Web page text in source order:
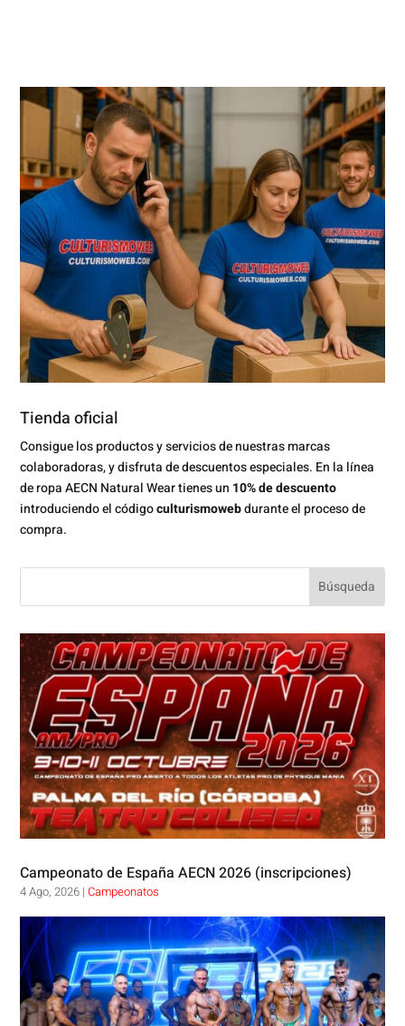
Tienda oficial
Consigue los productos y servicios de nuestras marcas
colaboradoras, y disfruta de descuentos especiales. En la línea
de ropa AECN Natural Wear tienes un 10% de descuento
introduciendo el códigoculturismowebdurante el proceso de
compra.
Campeonato de España AECN 2026 (inscripciones)
4 Ago, 2026 |Campeonatos